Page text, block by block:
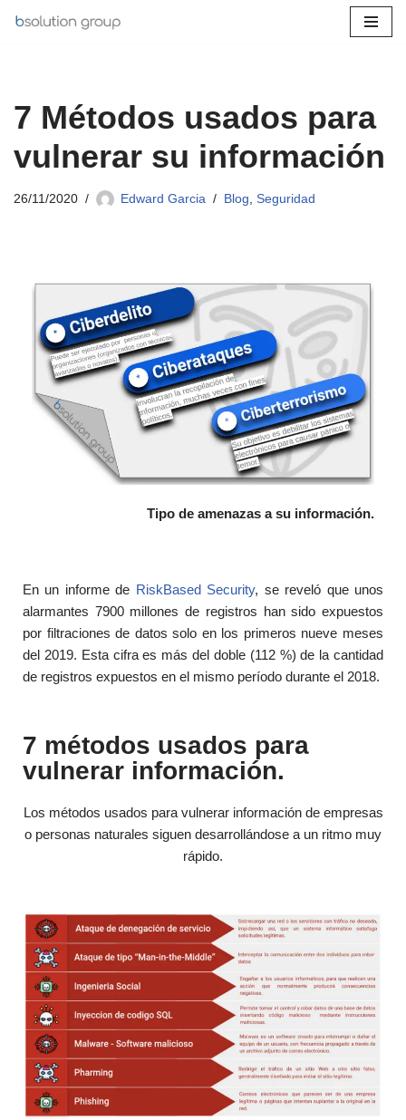
7 Métodos usados para
vulnerar su información
26/11/2020 Edward Garcia Blog Seguridad
Tipo de amenazas a su información.
En un informe de RiskBased Security, se reveló que unos
alarmantes 7900 millones de registros han sido expuestos
por filtraciones de datos solo en los primeros nueve meses
del 2019. Esta cifra es más del doble (112 %) de la cantidad
de registros expuestos en el mismo período durante el 2018.
7 métodos usados para
vulnerar información.
Los métodos usados para vulnerar información de empresas
o personas naturales siguen desarrollándose a un ritmo muy
rápido.